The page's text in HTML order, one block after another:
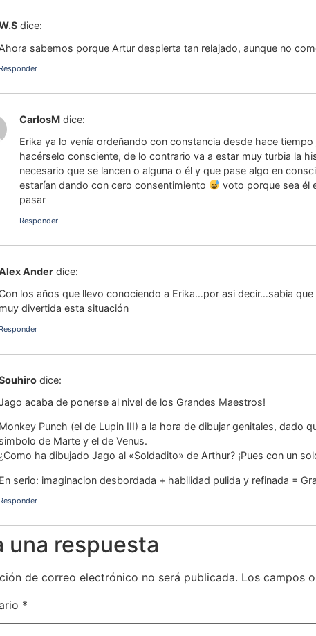
dice:
sabemos porque Artur despierta tan relajado, aunque no
CarlosM dice:
Erika ya lo venía ordeñando con constancia desde hace
hacérselo consciente, de lo contrario va a estar muy turbia la
necesario que se lancen o alguna o él y que pase algo en
estarían dando con cero consentimiento
voto porque sea él
pasar
Responder
Ander dice:
los años que llevo conociendo a Erika…por asi decir…sabia
divertida esta situación
dice:
acaba de ponerse al nivel de los Grandes Maestros!
Punch (el de Lupin III) a la hora de dibujar genitales, dado
de Marte y el de Venus.
ha dibujado Jago al «Soldadito» de Arthur? ¡Pues con un
serio: imaginacion desbordada + habilidad pulida y refinada =
una respuesta
de correo electrónico no será publicada. Los campos
*